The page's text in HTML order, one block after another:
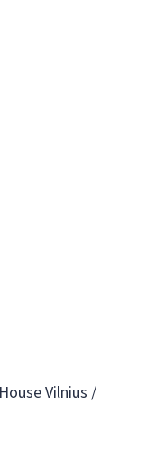
Vilnius /